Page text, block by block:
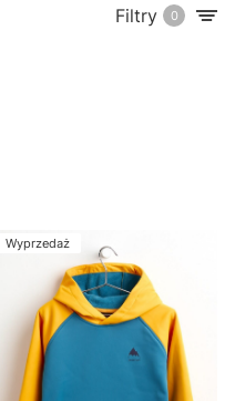
Filtry 0
Wyprzedaż